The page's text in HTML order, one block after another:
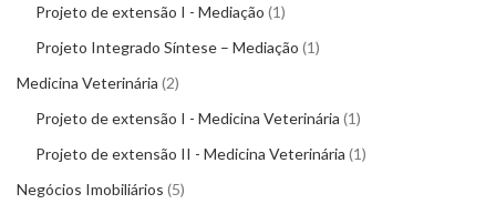
Projeto de extensão I - Mediação 1
Projeto Integrado Síntese – Mediação 1
Medicina Veterinária 2
Projeto de extensão I - Medicina Veterinária 1
Projeto de extensão II - Medicina Veterinária 1
Negócios Imobiliários 5